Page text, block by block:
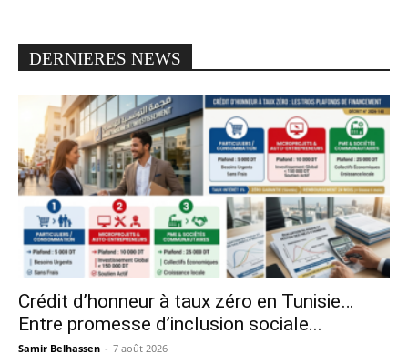
DERNIERES NEWS
Crédit d’honneur à taux zéro en Tunisie…
Entre promesse d’inclusion sociale...
Samir Belhassen - 7 août 2026